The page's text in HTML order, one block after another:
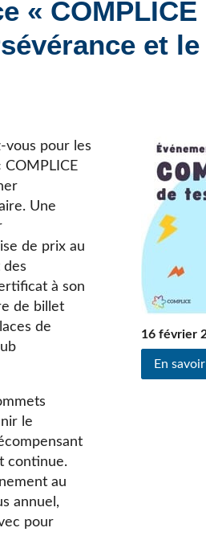
et sociale
québécoise
«
et
vous pour les
COMPLICE
Une
de prix au
à son
de billet
de
le
continue.
au
annuel,
pour
16 février
En